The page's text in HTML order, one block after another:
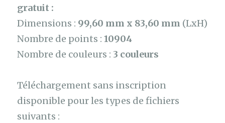
gratuit :
Dimensions : 99,60 mm x 83,60 mm (LxH)
Nombre de points :10904
Nombre de couleurs : 3 couleurs
Téléchargement sans inscription
disponible pour les types de fichiers
suivants :